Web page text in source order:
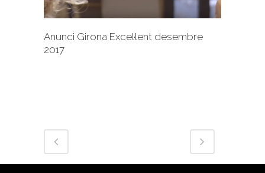
Anunci Girona Excel·lent desembre
2017